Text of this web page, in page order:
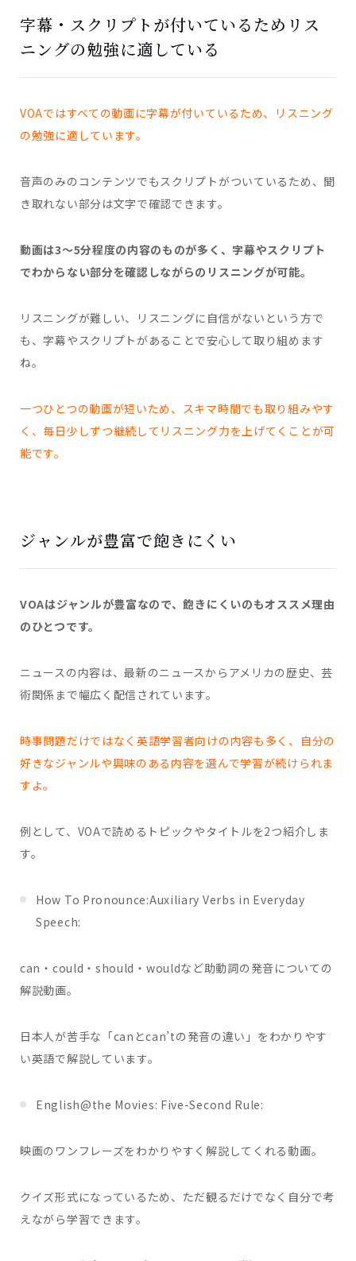
字幕・スクリプトが付いているためリス
ニングの勉強に適している
VOAではすべての動画に字幕が付いているため、リスニング
の勉強に適しています。
音声のみのコンテンツでもスクリプトがついているため、聞
き取れない部分は文字で確認できます。
動画は3〜5分程度の内容のものが多く、字幕やスクリプト
でわからない部分を確認しながらのリスニングが可能。
リスニングが難しい、リスニングに自信がないという方で
も、字幕やスクリプトがあることで安心して取り組めます
ね。
一つひとつの動画が短いため、スキマ時間でも取り組みやす
く、毎日少しずつ継続してリスニング力を上げてくことが可
能です。
ジャンルが豊富で飽きにくい
VOAはジャンルが豊富なので、飽きにくいのもオススメ理由
のひとつです。
ニュースの内容は、最新のニュースからアメリカの歴史、芸
術関係まで幅広く配信されています。
時事問題だけではなく英語学習者向けの内容も多く、自分の
好きなジャンルや興味のある内容を選んで学習が続けられま
すよ。
例として、VOAで読めるトピックやタイトルを2つ紹介しま
す。
How To Pronounce:Auxiliary Verbs in Everyday
Speech:
can・could・should・wouldなど助動詞の発音についての
解説動画。
日本人が苦手な「canとcan’tの発音の違い」をわかりやす
い英語で解説しています。
English@the Movies: Five-Second Rule:
映画のワンフレーズをわかりやすく解説してくれる動画。
クイズ形式になっているため、ただ観るだけでなく自分で考
えながら学習できます。